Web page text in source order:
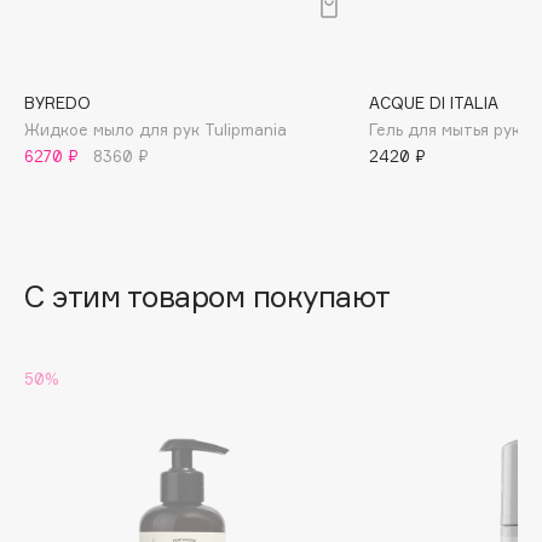
Baffy
Balmain Hair Couture
ЭКСКЛЮЗИВ
Beauty Pati
beautyblender
Beverly Hills Polo Club
BYREDO
Жидкое мыло для рук Tulipmania
6270 ₽
8360 ₽
ACQUE DI ITALIA
Гель для мытья рук
2420 ₽
С этим товаром покупают
50%